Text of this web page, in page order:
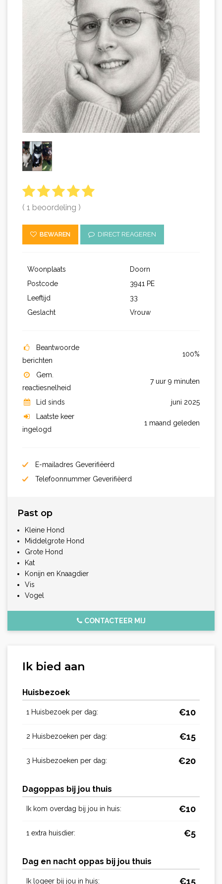
( 1 beoordeling )
BEWAREN DIRECT REAGEREN
Woonplaats
Doorn
Postcode
3941 PE
Leeftijd
33
Geslacht
Vrouw
Beantwoorde
berichten
100%
Gem.
reactiesnelheid
7 uur 9 minuten
Lid sinds
juni 2025
Laatste keer
ingelogd
1 maand geleden
E-mailadres Geverifiëerd
Telefoonnummer Geverifiëerd
Past op
Kleine Hond
Middelgrote Hond
Grote Hond
Kat
Konijn en Knaagdier
Vis
Vogel
CONTACTEER MIJ
Ik bied aan
Huisbezoek
1 Huisbezoek per dag: €10
2 Huisbezoeken per dag: €15
3 Huisbezoeken per dag: €20
Dagoppas bij jou thuis
Ik kom overdag bij jou in huis: €10
1 extra huisdier: €5
Dag en nacht oppas bij jou thuis
Ik logeer bij jou in huis: €15